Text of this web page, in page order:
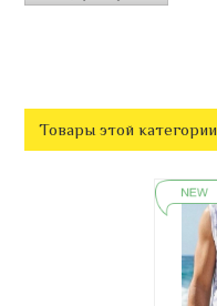
Товары этой категории